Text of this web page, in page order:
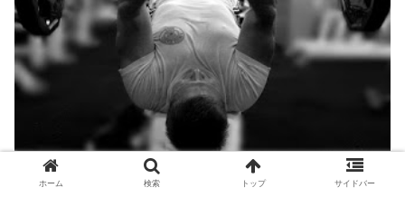
筋トレメニュー100種大全
ホーム 検索 トップ サイドバー